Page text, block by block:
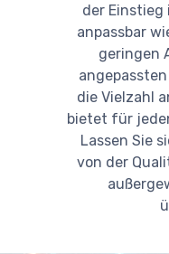
der Einstieg
anpassbar
geringen
die Vielzahl
bietet für
Lassen Sie
von der